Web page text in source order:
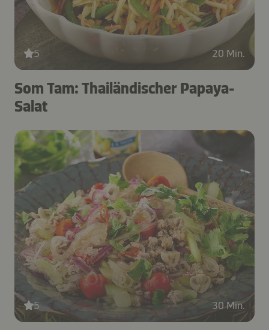
5 20 Min.
Som Tam: Thailändischer Papaya-
Salat
5 30 Min.